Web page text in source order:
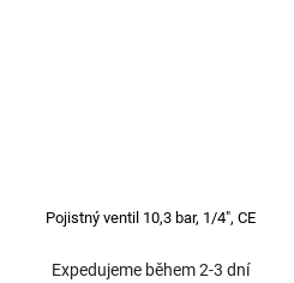
Pojistný ventil 10,3 bar, 1/4", CE
Expedujeme během 2-3 dní